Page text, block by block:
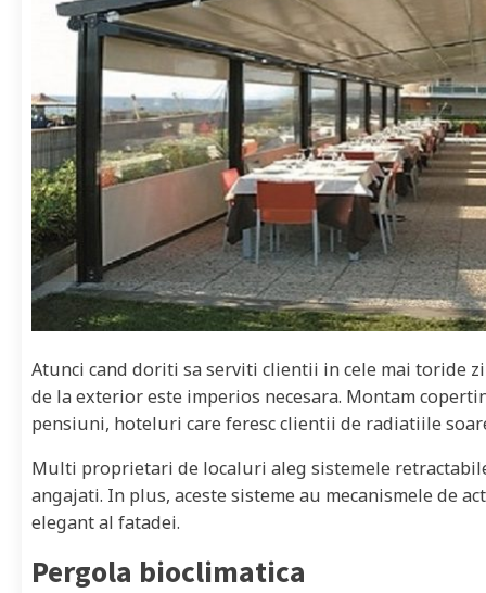
Atunci cand doriti sa serviti clientii in cele mai toride
de la exterior este imperios necesara. Montam
pensiuni, hoteluri care feresc clientii de radiatiile
Multi proprietari de localuri aleg sistemele
angajati. In plus, aceste sisteme au mecanismele de
elegant al fatadei.
Pergola bioclimatica